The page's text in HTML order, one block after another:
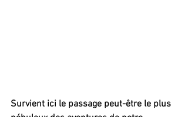
Survient ici le passage peut-être le plus